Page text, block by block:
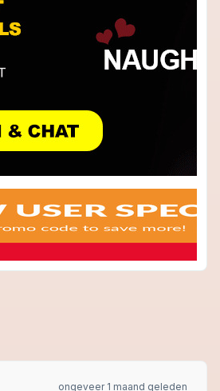
ongeveer 1 maand geleden